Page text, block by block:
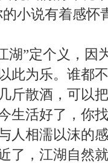
小说有着感怀
湖”定个义，因
此为乐。谁都
斤散酒，可以
生活好了，你
人相濡以沫的
了，江湖自然